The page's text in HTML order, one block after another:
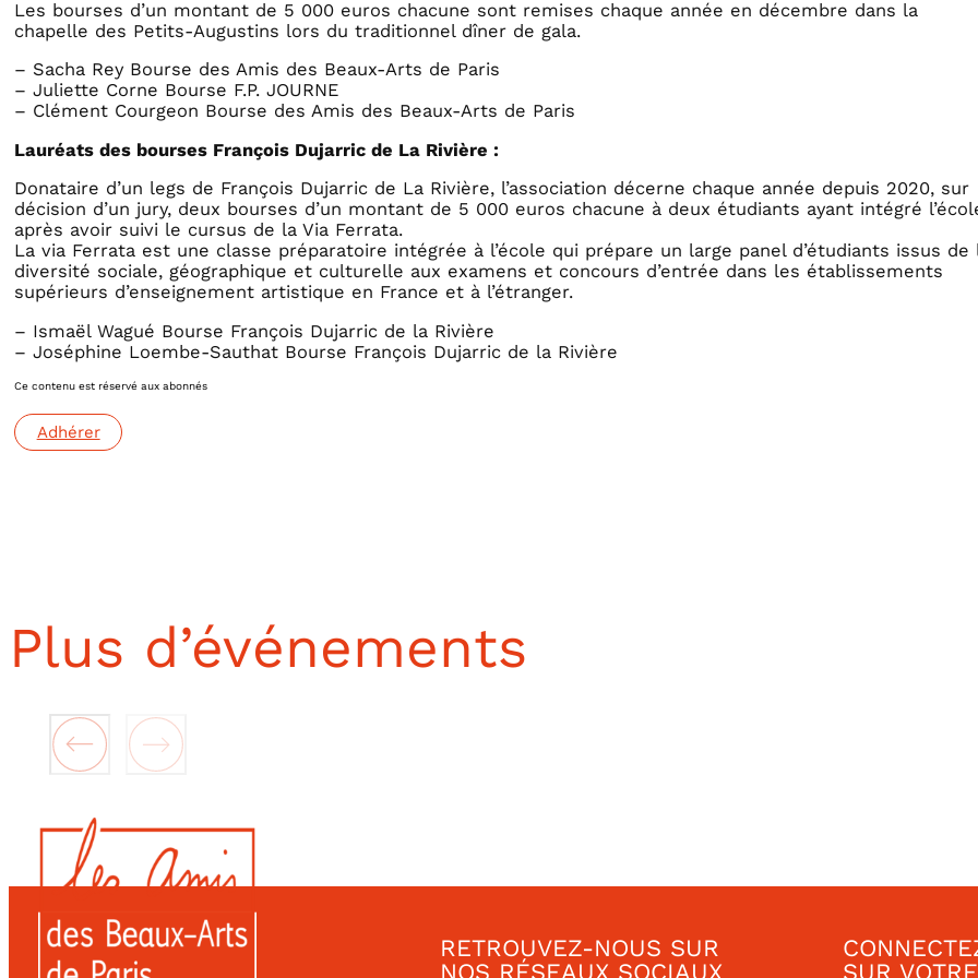
Les bourses d’un montant de 5 000 euros chacune sont remises chaque année en décembre dans la
chapelle des Petits-Augustins lors du traditionnel dîner de gala.
– Sacha Rey Bourse des Amis des Beaux-Arts de Paris
– Juliette Corne Bourse F.P. JOURNE
– Clément Courgeon Bourse des Amis des Beaux-Arts de Paris
Lauréats des bourses François Dujarric de La Rivière :
Donataire d’un legs de François Dujarric de La Rivière, l’association décerne chaque année depuis 2020, sur
décision d’un jury, deux bourses d’un montant de 5 000 euros chacune à deux étudiants ayant intégré
après avoir suivi le cursus de la Via Ferrata.
La via Ferrata est une classe préparatoire intégrée à l’école qui prépare un large panel d’étudiants issus de
diversité sociale, géographique et culturelle aux examens et concours d’entrée dans les établissements
supérieurs d’enseignement artistique en France et à l’étranger.
– Ismaël Wagué Bourse François Dujarric de la Rivière
– Joséphine Loembe-Sauthat Bourse François Dujarric de la Rivière
Ce contenu est réservé aux abonnés
Adhérer
Plus d’événements
RETROUVEZ-NOUS SUR
NOS RÉSEAUX SOCIAUX
SUR